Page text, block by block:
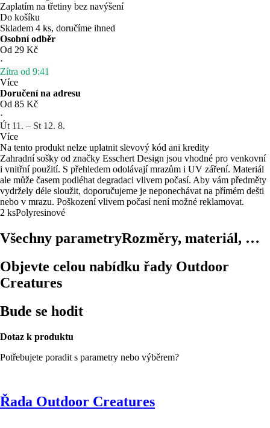
Zaplatím na třetiny bez navýšení
Do košíku
Skladem 4 ks, doručíme ihned
Osobní odběr
Od 29 Kč
·
Zítra od 9:41
Více
Doručení na adresu
Od 85 Kč
·
Út 11. – St 12. 8.
Více
Na tento produkt nelze uplatnit slevový kód ani kredity
Zahradní sošky od značky Esschert Design jsou vhodné pro venkovní
i vnitřní použití. S přehledem odolávají mrazům i UV záření. Materiál
ale může časem podléhat degradaci vlivem počasí. Aby vám předměty
vydržely déle sloužit, doporučujeme je neponechávat na přímém dešti
nebo v mrazu. Poškození vlivem počasí není možné reklamovat.
2 ksPolyresinové
Všechny parametryRozměry, materiál, …
Objevte celou nabídku řady Outdoor
Creatures
Bude se hodit
Dotaz k produktu
Potřebujete poradit s parametry nebo výběrem?
Řada Outdoor Creatures